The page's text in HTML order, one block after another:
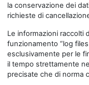
la conservazione dei
richieste di
Le informazioni raccolti
funzionamento “log
esclusivamente per le
il tempo strettamente
precisate che di norma